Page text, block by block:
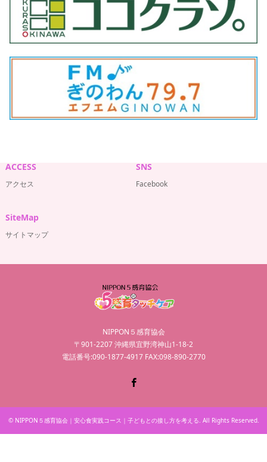
ACCESS
アクセス
SNS
Facebook
SiteMap
サイトマップ
NIPPON５感育協会
〒901-2207 沖縄県宜野湾神山1-18-2
電話番号:090-1877-4917 FAX:098-890-2770
© NIPPON５感育協会｜安心食実践コース｜子どもとの接し方を考える . All Rights Reserved.